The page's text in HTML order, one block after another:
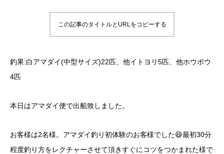
この記事のタイトルとURLをコピーする
釣果:白アマダイ(中型サイズ)22匹、他イトヨリ5匹、他ホウボウ
4匹
本日はアマダイ便で出船致しました。
お客様は2名様。アマダイ釣り初体験のお客様でした😄最初30分
程度釣り方をレクチャーさせて頂きすぐにコツをつかまれた様で